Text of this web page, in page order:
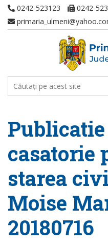
0242-523123
0242-
casatorie
starea
Moise
20180716